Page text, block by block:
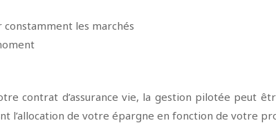
les marchés
contrat d’assurance vie, la gestion pilotée peut
l’allocation de votre épargne en fonction de votre